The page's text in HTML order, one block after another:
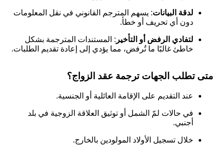
لدقة البيانات: يسهم المترجم القانوني في نقل المعلومات
دون أي تحريف أو خطأ.
لتفادي الرفض أو التأخير : المستندات المترجمة بشكل
خاطئ غالبًا ما تُرفض، مما يؤدي إلى إعادة تقديم الطلبات.
متى تطلب الجهات ترجمة عقد الزواج؟
عند التقديم على الإقامة العائلية أو الجنسية.
في حالات لمّ الشمل أو توثيق العلاقة الزوجية في بلد
أجنبي.
خلال تسجيل الأولاد المولودين بالخارج.